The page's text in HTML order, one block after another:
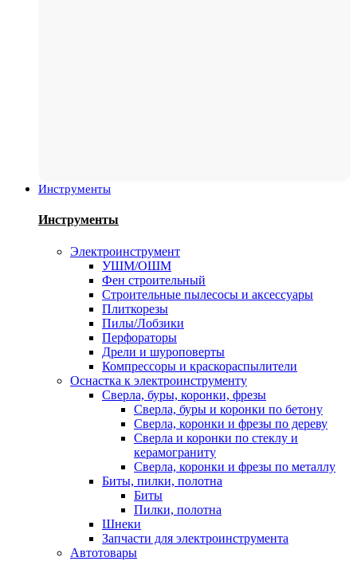
Инструменты
Инструменты
Электроинструмент
УШМ/ОШМ
Фен строительный
Строительные пылесосы и аксессуары
Плиткорезы
Пилы/Лобзики
Перфораторы
Дрели и шуроповерты
Компрессоры и краскораспылители
Оснастка к электроинструменту
Сверла, буры, коронки, фрезы
Сверла, буры и коронки по бетону
Сверла, коронки и фрезы по дереву
Сверла и коронки по стеклу и
керамограниту
Сверла, коронки и фрезы по металлу
Биты, пилки, полотна
Биты
Пилки, полотна
Шнеки
Запчасти для электроинструмента
Автотовары